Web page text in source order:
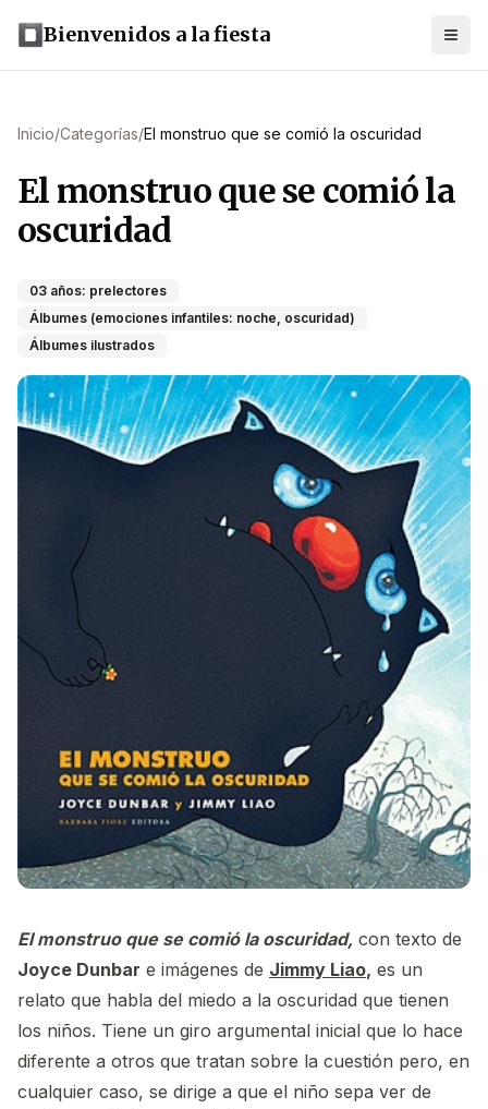
Bienvenidos a la fiesta
Inicio/Categorías/El monstruo que se comió la oscuridad
El monstruo que se comió la
oscuridad
03 años: prelectores
Álbumes (emociones infantiles: noche, oscuridad)
Álbumes ilustrados
El monstruo que se comió la oscuridad, con texto de
Joyce Dunbar e imágenes de Jimmy Liao, es un
relato que habla del miedo a la oscuridad que tienen
los niños. Tiene un giro argumental inicial que lo hace
diferente a otros que tratan sobre la cuestión pero, en
cualquier caso, se dirige a que el niño sepa ver de